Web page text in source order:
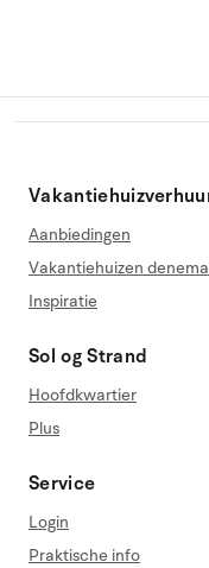
Aanbiedingen
Vakantiehuizen
Inspiratie
Sol og Strand
Hoofdkwartier
Plus
Service
Login
Praktische info